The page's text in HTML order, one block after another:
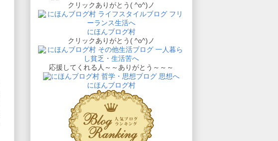
クリックありがとう( ^o^)ノ
にほんブログ村
クリックありがとう( ^o^)ノ
応援してくれる人～～ありがとう～～～
にほんブログ村